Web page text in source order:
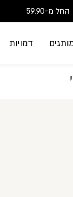
מ-59.90
דמויות
בייבי